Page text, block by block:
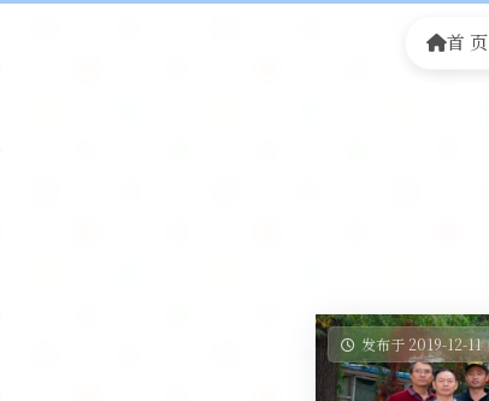
首 页
发布于 2019-12-11